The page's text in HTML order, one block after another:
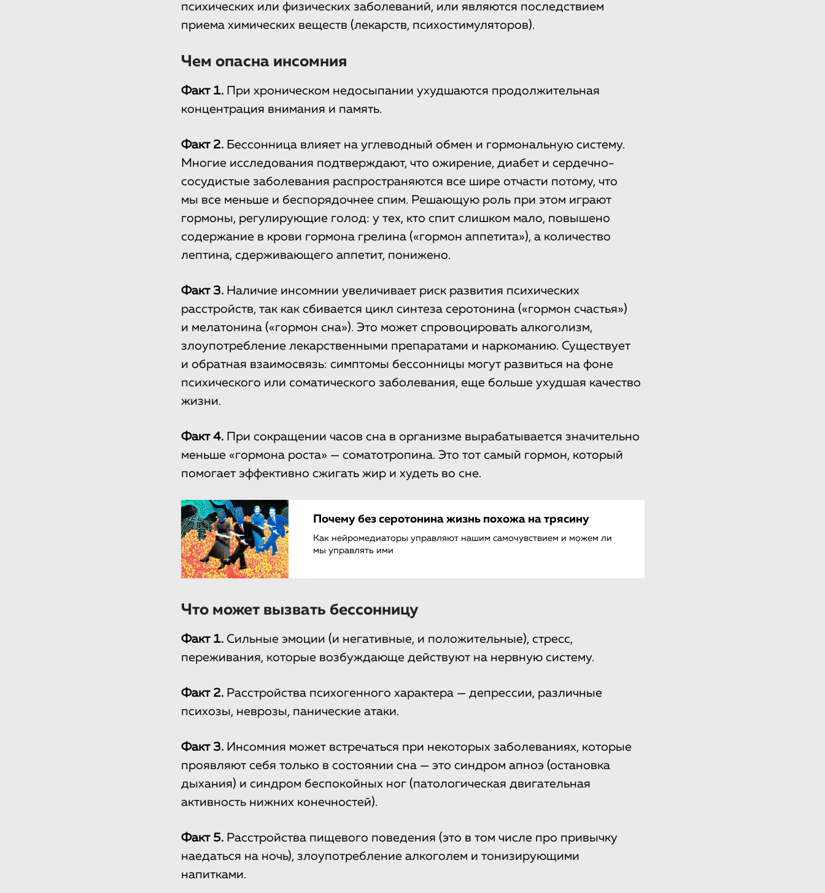
психических или физических заболеваний, или являются последствием
приема химических веществ (лекарств, психостимуляторов).
Чем опасна инсомния
Факт 1.При хроническом недосыпании ухудшаются продолжительная
концентрация внимания и память.
Факт 2.Бессонница влияет на углеводный обмен и гормональную систему.
Многие исследования подтверждают, что ожирение, диабет и сердечно-
сосудистые заболевания распространяются все шире отчасти потому, что
мы все меньше и беспорядочнее спим. Решающую роль при этом играют
гормоны, регулирующие голод: у тех, кто спит слишком мало, повышено
содержание в крови гормона грелина («гормон аппетита»), а количество
лептина, сдерживающего аппетит, понижено.
Факт 3.Наличие инсомнии увеличивает риск развития психических
расстройств, так как сбивается цикл синтеза серотонина («гормон счастья»)
и мелатонина («гормон сна»). Это может спровоцировать алкоголизм,
злоупотребление лекарственными препаратами и наркоманию. Существует
и обратная взаимосвязь: симптомы бессонницы могут развиться на фоне
психического или соматического заболевания, еще больше ухудшая качество
жизни.
Факт 4.При сокращении часов сна в организме вырабатывается значительно
меньше «гормона роста» — соматотропина. Это тот самый гормон, который
помогает эффективно сжигать жир и худеть во сне.
Почему без серотонина жизнь похожа на трясину
Как нейромедиаторы управляют нашим самочувствием и можем ли
мы управлять ими
Что может вызвать бессонницу
Факт 1.Сильные эмоции (и негативные, и положительные), стресс,
переживания, которые возбуждающе действуют на нервную систему.
Факт 2.Расстройства психогенного характера — депрессии, различные
психозы, неврозы, панические атаки.
Факт 3.Инсомния может встречаться при некоторых заболеваниях, которые
проявляют себя только в состоянии сна — это синдром апноэ (остановка
дыхания) и синдром беспокойных ног (патологическая двигательная
активность нижних конечностей).
Факт 5.Расстройства пищевого поведения (это в том числе про привычку
наедаться на ночь), злоупотребление алкоголем и тонизирующими
напитками.